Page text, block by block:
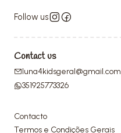
Follow us
Contact us
luna4kidsgeral@gmail.com
351925773326
Contacto
Termos e Condições Gerais